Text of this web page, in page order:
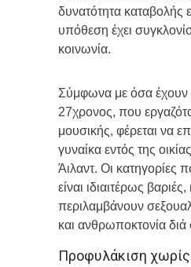
δυνατότητα καταβολής
υπόθεση έχει
κοινωνία.
Σύμφωνα με όσα έχουν
27χρονος, που
μουσικής, φέρεται να
γυναίκα εντός της
Άιλαντ. Οι κατηγορίες
είναι ιδιαιτέρως
περιλαμβάνουν
και ανθρωποκτονία
Προφυλάκιση